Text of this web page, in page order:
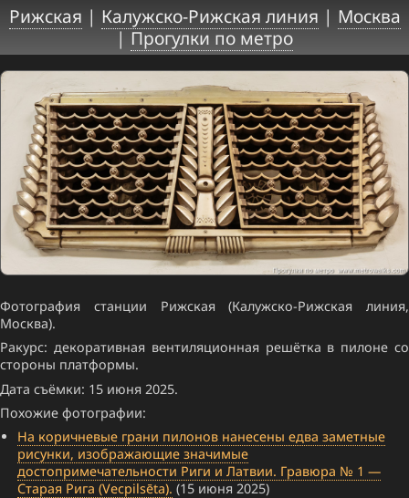
Рижская | Калужско-Рижская линия | Москва
|Прогулки по метро
Фотография станции Рижская (Калужско-Рижская линия,
Москва).
Ракурс: декоративная вентиляционная решётка в пилоне со
стороны платформы.
Дата съёмки: 15 июня 2025.
Похожие фотографии:
На коричневые грани пилонов нанесены едва заметные
рисунки, изображающие значимые
достопримечательности Риги и Латвии. Гравюра № 1 —
Старая Рига (Vecpilsēta). (15 июня 2025)